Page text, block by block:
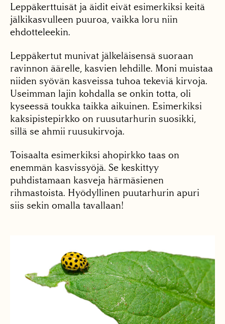
Leppäkerttuisät ja äidit eivät esimerkiksi keitä
jälkikasvulleen puuroa, vaikka loru niin
ehdotteleekin.
Leppäkertut munivat jälkeläisensä suoraan
ravinnon äärelle, kasvien lehdille. Moni muistaa
niiden syövän kasveissa tuhoa tekeviä kirvoja.
Useimman lajin kohdalla se onkin totta, oli
kyseessä toukka taikka aikuinen. Esimerkiksi
kaksipistepirkko on ruusutarhurin suosikki,
sillä se ahmii ruusukirvoja.
Toisaalta esimerkiksi ahopirkko taas on
enemmän kasvissyöjä. Se keskittyy
puhdistamaan kasveja härmäsienen
rihmastoista. Hyödyllinen puutarhurin apuri
siis sekin omalla tavallaan!